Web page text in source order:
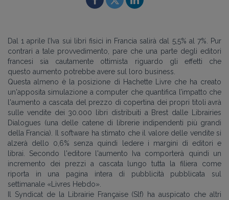
Dal 1 aprile l’Iva sui libri fisici in Francia salirà dal 5,5% al 7%. Pur
contrari a tale provvedimento, pare che una parte degli editori
francesi sia cautamente ottimista riguardo gli effetti che
questo aumento potrebbe avere sul loro business.
Questa almeno è la posizione di Hachette Livre che ha creato
un'apposita simulazione a computer che quantifica l’impatto che
l'aumento a cascata del prezzo di copertina dei propri titoli avrà
sulle vendite dei 30.000 libri distribuiti a Brest dalle Librairies
Dialogues (una delle catene di librerie indipendenti più grandi
della Francia). Il software ha stimato che il valore delle vendite si
alzerà dello 0,6% senza quindi ledere i margini di editori e
librai. Secondo l'editore l'aumento Iva comporterà quindi un
incremento dei prezzi a cascata lungo tutta la filiera come
riporta in una pagina intera di pubblicità pubblicata sul
settimanale «Livres Hebdo».
Il Syndicat de la Librairie Française (Slf) ha auspicato che altri